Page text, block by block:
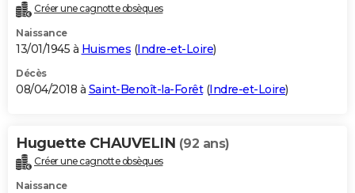
Créer une cagnotte obsèques
Naissance
13/01/1945 à Huismes (Indre-et-Loire)
Décès
08/04/2018 à Saint-Benoît-la-Forêt(Indre-et-Loire)
Huguette CHAUVELIN (92 ans)
Créer une cagnotte obsèques
Naissance